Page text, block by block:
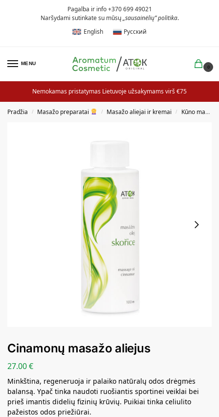
Pagalba ir info +370 699 49021
Naršydami sutinkate su mūsų„sausainėlių” politika.
English
Русский
MENU
0
Nemokamas pristatymas Lietuvoje užsakymams virš €75
Pradžia / Masažo preparatai / Masažo aliejai ir kremai / Kūno masažo aliejai
Cinamonų masažo aliejus
27.00€
Minkština, regeneruoja ir palaiko natūralų odos drėgmės
balansą. Ypač tinka naudoti ruošiantis sportinei veiklai bei
prieš imantis didelių fizinių krūvių. Puikiai tinka celiulito
pažeistos odos priežiūrai.